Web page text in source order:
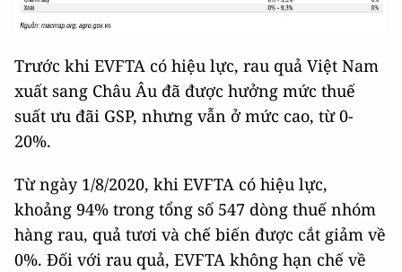
Trước khi EVFTA có hiệu lực, rau quả Việt Nam
xuất sang Châu Âu đã được hưởng mức thuế
suất ưu đãi GSP, nhưng vẫn ở mức cao, từ 0-
20%.
Từ ngày 1/8/2020, khi EVFTA có hiệu lực,
khoảng 94% trong tổng số 547 dòng thuế nhóm
hàng rau, quả tươi và chế biến được cắt giảm về
0%. Đối với rau quả, EVFTA không hạn chế về